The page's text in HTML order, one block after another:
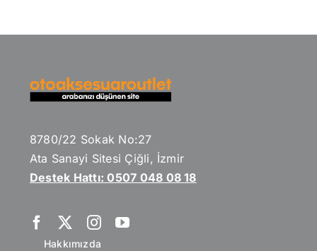
8780/22 Sokak No:27
Ata Sanayi Sitesi Çiğli, İzmir
Destek Hattı: 0507 048 08 18
Hakkımızda